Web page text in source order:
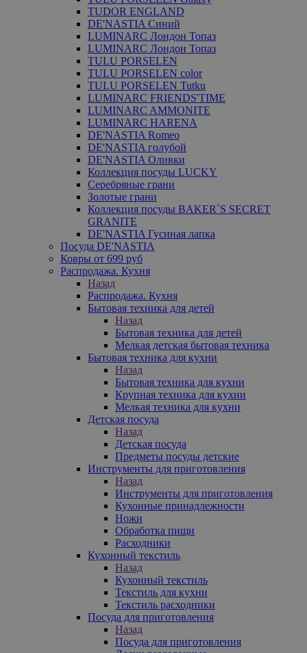
TUDOR ENGLAND
DE'NASTIA Синий
LUMINARC Лондон Топаз
LUMINARC Лондон Топаз
TULU PORSELEN
TULU PORSELEN color
TULU PORSELEN Tutku
LUMINARC FRIENDS'TIME
LUMINARC AMMONITE
LUMINARC HARENA
DE'NASTIA Romeo
DE'NASTIA голубой
DE'NASTIA Оливки
Коллекция посуды LUCKY
Серебряные грани
Золотые грани
Коллекция посуды BAKER`S SECRET
GRANITE
DE'NASTIA Гусиная лапка
Посуда DE'NASTIA
Ковры от 699 руб
Распродажа. Кухня
Назад
Распродажа. Кухня
Бытовая техника для детей
Назад
Бытовая техника для детей
Мелкая детская бытовая техника
Бытовая техника для кухни
Назад
Бытовая техника для кухни
Крупная техника для кухни
Мелкая техника для кухни
Детская посуда
Назад
Детская посуда
Предметы посуды детские
Инструменты для приготовления
Назад
Инструменты для приготовления
Кухонные принадлежности
Ножи
Обработка пищи
Расходники
Кухонный текстиль
Назад
Кухонный текстиль
Текстиль для кухни
Текстиль расходники
Посуда для приготовления
Назад
Посуда для приготовления